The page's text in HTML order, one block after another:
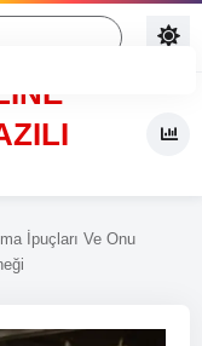
İpuçları Ve Onu